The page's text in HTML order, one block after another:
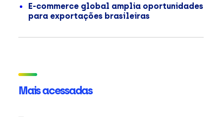
E-commerce global amplia oportunidades
para exportações brasileiras
Mais acessadas